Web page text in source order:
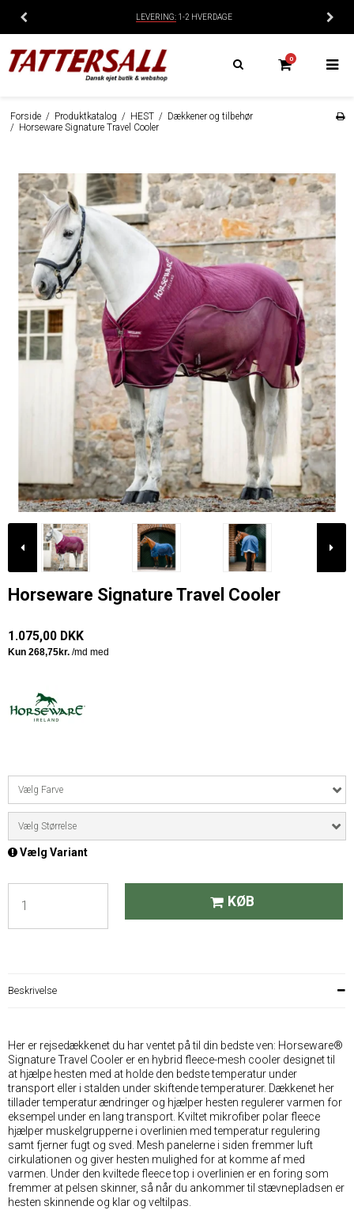
LEVERING: 1-2 HVERDAGE
0
Forside / Produktkatalog / HEST / Dækkener og tilbehør
/ Horseware Signature Travel Cooler
Horseware Signature Travel Cooler
1.075,00 DKK
Vælg Farve
Vælg Størrelse
Vælg Variant
KØB
Beskrivelse
Her er rejsedækkenet du har ventet på til din bedste ven: Horseware®
Signature Travel Cooler er en hybrid fleece-mesh cooler designet til
at hjælpe hesten med at holde den bedste temperatur under
transport eller i stalden under skiftende temperaturer. Dækkenet her
tillader temperatur ændringer og hjælper hesten regulerer varmen for
eksempel under en lang transport. Kviltet mikrofiber polar fleece
hjælper muskelgrupperne i overlinien med temperatur regulering
samt fjerner fugt og sved. Mesh panelerne i siden fremmer luft
cirkulationen og giver hesten mulighed for at komme af med
varmen. Under den kviltede fleece top i overlinien er en foring som
fremmer at pelsen skinner, så når du ankommer til stævnepladsen er
hesten skinnende og klar og veltilpas.